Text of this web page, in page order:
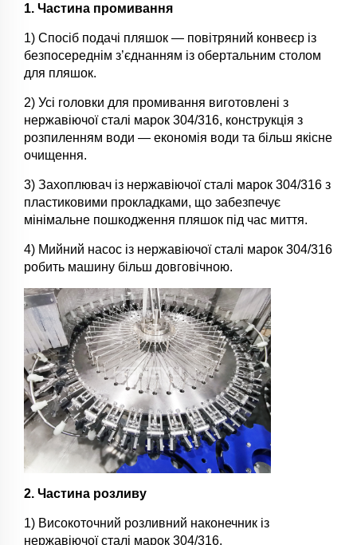
1. Частина промивання
1) Спосіб подачі пляшок — повітряний конвеєр із
безпосереднім з’єднанням із обертальним столом
для пляшок.
2) Усі головки для промивання виготовлені з
нержавіючої сталі марок 304/316, конструкція з
розпиленням води — економія води та більш якісне
очищення.
3) Захоплювач із нержавіючої сталі марок 304/316 з
пластиковими прокладками, що забезпечує
мінімальне пошкодження пляшок під час миття.
4) Мийний насос із нержавіючої сталі марок 304/316
робить машину більш довговічною.
2. Частина розливу
1) Високоточний розливний наконечник із
нержавіючої сталі марок 304/316.